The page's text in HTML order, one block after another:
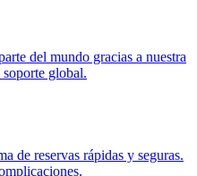
del mundo gracias a nuestra
global.
de reservas rápidas y seguras.